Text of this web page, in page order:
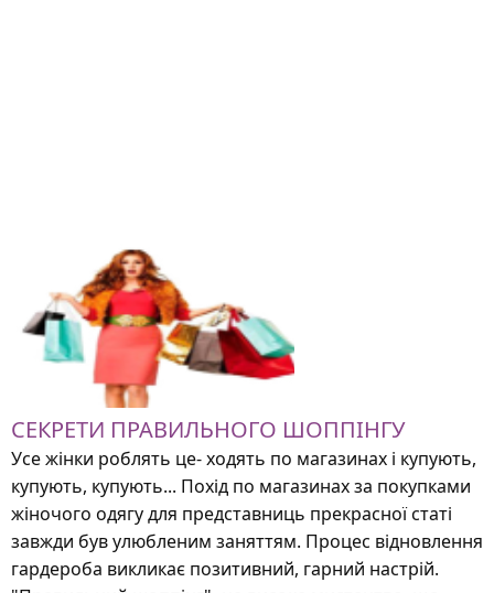
СЕКРЕТИ ПРАВИЛЬНОГО ШОППІНГУ
Усе жінки роблять це- ходять по магазинах і купують,
купують, купують... Похід по магазинах за покупками
жіночого одягу для представниць прекрасної статі
завжди був улюбленим заняттям. Процес відновлення
гардероба викликає позитивний, гарний настрій.